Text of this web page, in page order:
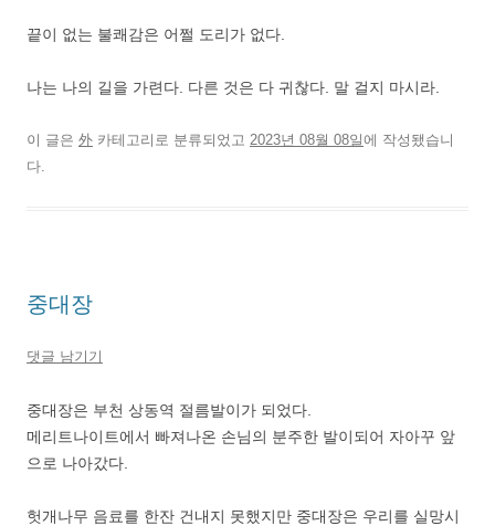
끝이 없는 불쾌감은 어쩔 도리가 없다.
나는 나의 길을 가련다. 다른 것은 다 귀찮다. 말 걸지 마시라.
이 글은 外 카테고리로 분류되었고 2023년 08월 08일에 작성됐습니
다.
중대장
댓글 남기기
중대장은 부천 상동역 절름발이가 되었다.
메리트나이트에서 빠져나온 손님의 분주한 발이되어 자아꾸 앞
으로 나아갔다.
헛개나무 음료를 한잔 건내지 못했지만 중대장은 우리를 실망시